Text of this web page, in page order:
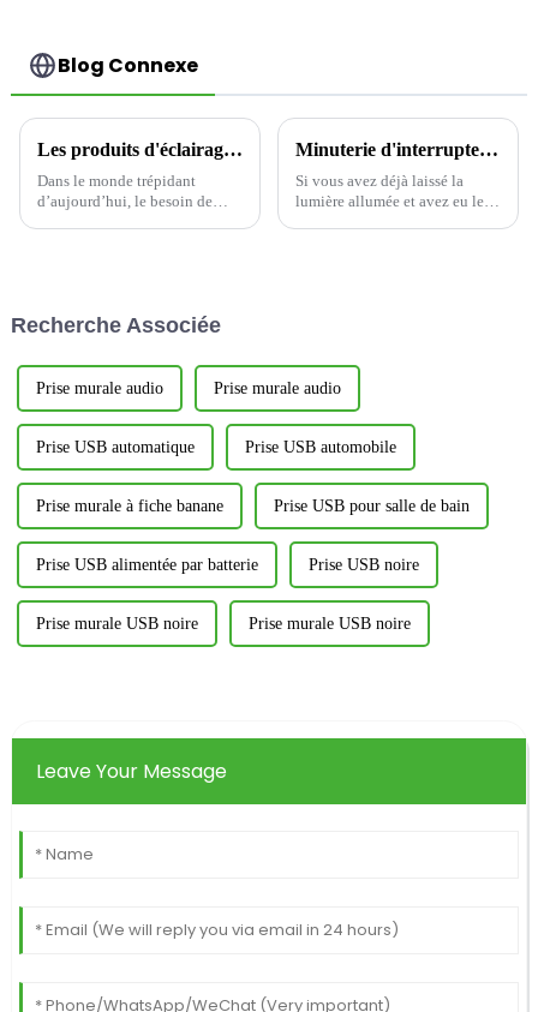
Blog Connexe
Les produits d'éclairage LED avancés illuminent l'avenir
Dans le monde trépidant
d’aujourd’hui, le besoin de
Minuterie d'interrupteur : la solution intelligente pour économiser de l'énergie
Si vous avez déjà laissé la
lumière allumée et avez eu le
Recherche Associée
Prise murale audio Prise murale audio
Prise USB automatique Prise USB automobile
Prise murale à fiche banane Prise USB pour salle de bain
Prise USB alimentée par batterie Prise USB noire
Prise murale USB noire Prise murale USB noire
Leave Your Message